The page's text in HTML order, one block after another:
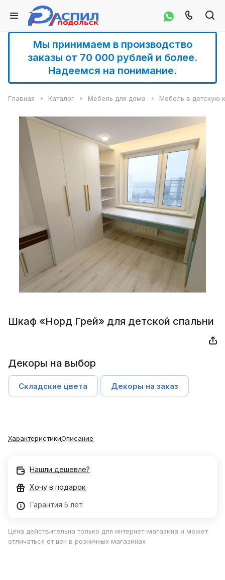
Мы принимаем в производство
заказы от 70 000 рублей и более.
Надеемся на понимание.
Главная Каталог Мебель для дома Мебель в детскую
Шкаф «Норд Грей» для детской спальни
Декоры на выбор
Складские цвета Декоры на заказ
ХарактеристикиОписание
Нашли дешевле?
Хочу в подарок
Гарантия 5 лет
Цена действительна только для интернет-магазина и может
отличаться от цен в розничных магазинах